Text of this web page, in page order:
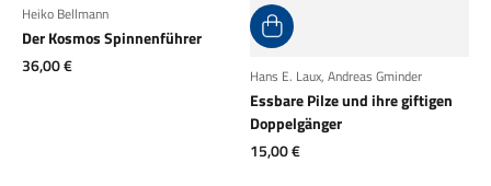
Heiko Bellmann
Der Kosmos Spinnenführer
Angebot
36,00 € Hans E. Laux, Andreas Gminder
Essbare Pilze und ihre giftigen
Doppelgänger
Angebot
15,00 €